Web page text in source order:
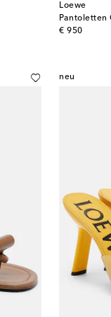
Loewe
Pantoletten
€ 950
original price
neu